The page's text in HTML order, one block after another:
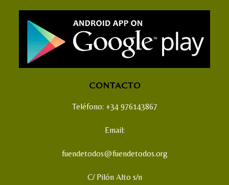
CONTACTO
Teléfono: +34 976143867
Email:
fuendetodos@fuendetodos.org
C/ Pilón Alto s/n